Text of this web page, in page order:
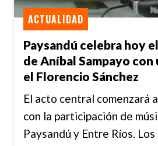
Paysandú celebra hoy
de Aníbal Sampayo con
el Florencio Sánchez
ACTUALIDAD
El acto central comenzará
con la participación de
Paysandú y Entre Ríos.